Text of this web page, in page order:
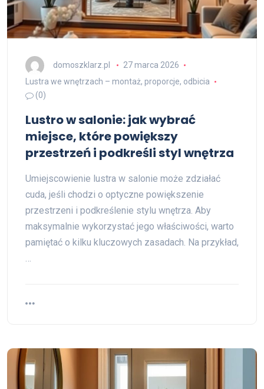
domoszklarz.pl
27 marca 2026
Lustra we wnętrzach – montaż, proporcje, odbicia
(0)
Lustro w salonie: jak wybrać
miejsce, które powiększy
przestrzeń i podkreśli styl wnętrza
Umiejscowienie lustra w salonie może zdziałać
cuda, jeśli chodzi o optyczne powiększenie
przestrzeni i podkreślenie stylu wnętrza. Aby
maksymalnie wykorzystać jego właściwości, warto
pamiętać o kilku kluczowych zasadach. Na przykład,
…